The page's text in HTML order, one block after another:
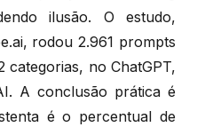
ilusão. O estudo,
rodou 2.961 prompts
categorias, no ChatGPT,
A conclusão prática é
é o percentual de